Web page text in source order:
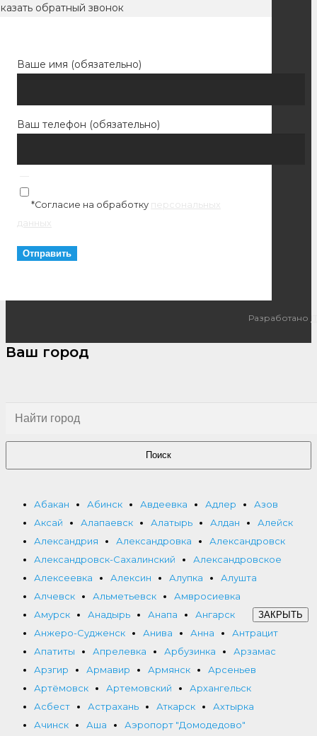
обратный звонок
Ваше имя (обязательно)
Ваш телефон (обязательно)
*Согласие на обработку персональных
данных
Разработано
Ваш город
Поиск
Абакан Абинск Авдеевка Адлер
Азов
Аксай
Алапаевск Алатырь Алдан
Алейск
Александрия
Александровка
Александровск
Александровск-Сахалинский
Александровское
Алексеевка
Алексин Алупка
Алушта
Алчевск
Альметьевск
Амвросиевка
Амурск
Анадырь Анапа
Ангарск
Анжеро-Судженск
Анива Анна
Антрацит
Апатиты
Апрелевка Арбузинка
Арзамас
Арзгир
Армавир Армянск
Арсеньев
Артёмовск
Артемовский
Архангельск
Асбест
Астрахань Аткарск
Ахтырка
Ачинск
Аша
Аэропорт "Домодедово"
ЗАКРЫТЬ